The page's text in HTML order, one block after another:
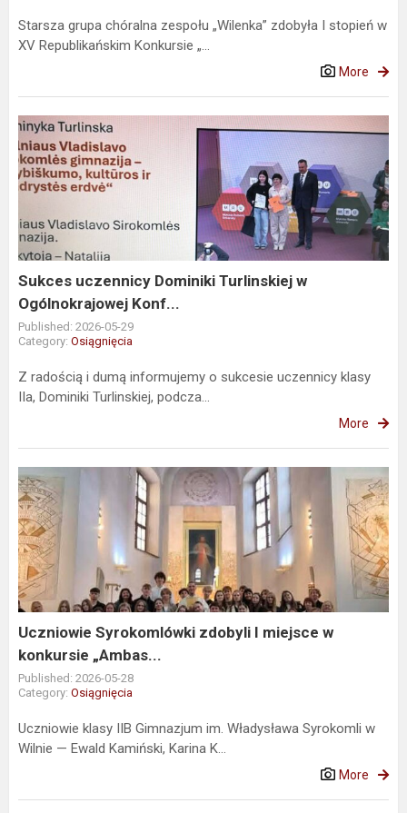
Starsza grupa chóralna zespołu „Wilenka” zdobyła I stopień w
XV Republikańskim Konkursie „...
More
Sukces
uczennicy
Dominiki
Turlinskiej
Ogólnokrajowej
Konf...
Sukces uczennicy Dominiki Turlinskiej w
Ogólnokrajowej Konf...
Published: 2026-05-29
Category: Osiągnięcia
Z radością i dumą informujemy o sukcesie uczennicy klasy
IIa, Dominiki Turlinskiej, podcza...
More
Uczniowie
Syrokomlówki
zdobyli
I
miejsce
w
konkursie
„Ambas...
Uczniowie Syrokomlówki zdobyli I miejsce w
konkursie „Ambas...
Published: 2026-05-28
Category: Osiągnięcia
Uczniowie klasy IIB Gimnazjum im. Władysława Syrokomli w
Wilnie — Ewald Kamiński, Karina K...
More